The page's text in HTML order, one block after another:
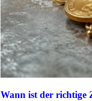
Wann ist der richtige